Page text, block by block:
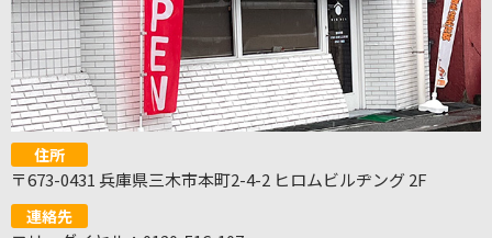
住所
〒673-0431 兵庫県三木市本町2-4-2 ヒロムビルヂング 2F
連絡先